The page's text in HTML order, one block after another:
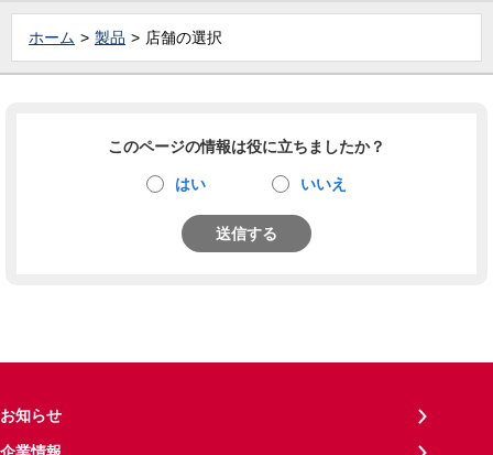
ホーム 製品 店舗の選択
このページの情報は役に立ちましたか？
はい いいえ
送信する
お知らせ